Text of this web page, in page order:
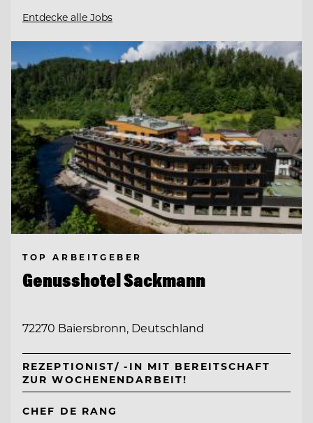
Entdecke alle Jobs
TOP ARBEITGEBER
Genusshotel Sackmann
72270 Baiersbronn, Deutschland
REZEPTIONIST/ -IN MIT BEREITSCHAFT
ZUR WOCHENENDARBEIT!
CHEF DE RANG